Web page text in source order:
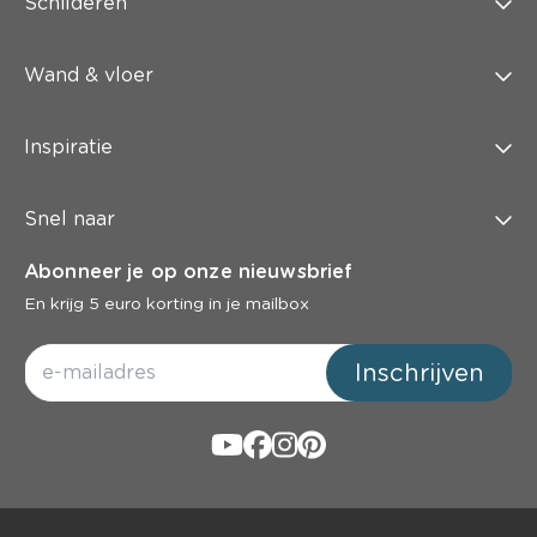
Wand & vloer
Inspiratie
Snel naar
Abonneer je op onze nieuwsbrief
En krijg 5 euro korting in je mailbox
Inschrijven